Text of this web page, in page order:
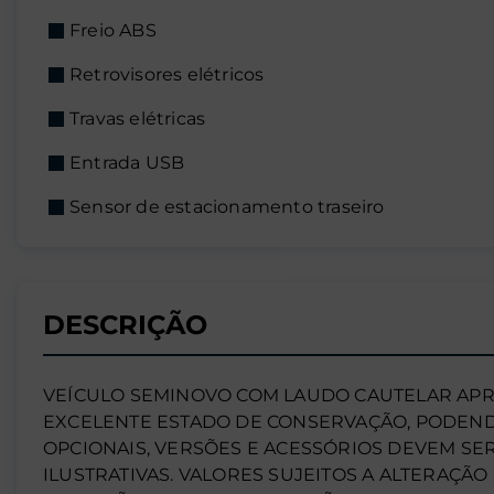
Freio ABS
Retrovisores elétricos
Travas elétricas
Entrada USB
Sensor de estacionamento traseiro
DESCRIÇÃO
VEÍCULO SEMINOVO COM LAUDO CAUTELAR
EXCELENTE ESTADO DE CONSERVAÇÃO,
OPCIONAIS, VERSÕES E ACESSÓRIOS DEVEM
ILUSTRATIVAS. VALORES SUJEITOS A